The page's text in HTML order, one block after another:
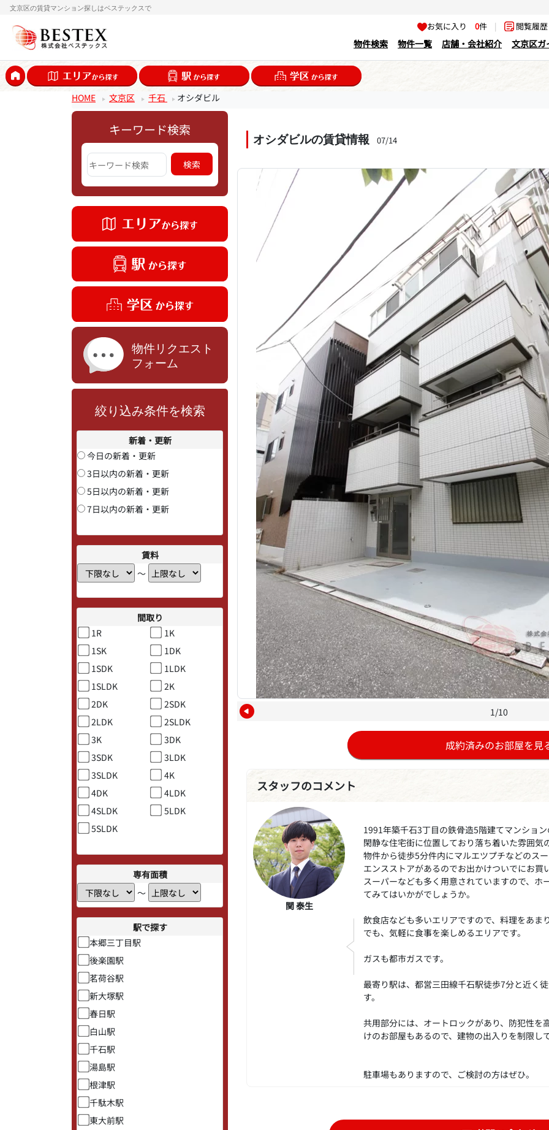
文京区の賃貸マンション探しはベステックスで
お気に入り0件 | 閲覧履
物件検索 物件一覧 店舗・会社紹介 文京区ガ
HOME 文京区 千石 オシダビル
キーワード検索
絞り込み条件を検索
新着・更新
今日の新着・更新
3日以内の新着・更新
5日以内の新着・更新
7日以内の新着・更新
賃料
〜
間取り
1R
1K
1SK
1DK
1SDK
1LDK
1SLDK
2K
2DK
2SDK
2LDK
2SLDK
3K
3DK
3SDK
3LDK
3SLDK
4K
4DK
4LDK
4SLDK
5LDK
5SLDK
専有面積
〜
駅で探す
本郷三丁目駅
後楽園駅
茗荷谷駅
新大塚駅
春日駅
白山駅
千石駅
湯島駅
根津駅
千駄木駅
東大前駅
オシダビルの賃貸情報 07/14
1/10
成約済みのお部屋を見
スタッフのコメント
関 泰生
1991年築千石3丁目の鉄骨造5階建てマンショ
閑静な住宅街に位置しており落ち着いた雰囲気
物件から徒歩5分件内にマルエツプチなどのス
エンスストアがあるのでお出かけついでにお
スーパーなども多く用意されていますので、
てみてはいかがでしょうか。
飲食店なども多いエリアですので、料理をあ
でも、気軽に食事を楽しめるエリアです。
ガスも都市ガスです。
最寄り駅は、都営三田線千石駅徒歩7分と近く
す。
共用部分には、オートロックがあり、防犯性
けのお部屋もあるので、建物の出入りを制限し
駐車場もありますので、ご検討の方はぜひ。